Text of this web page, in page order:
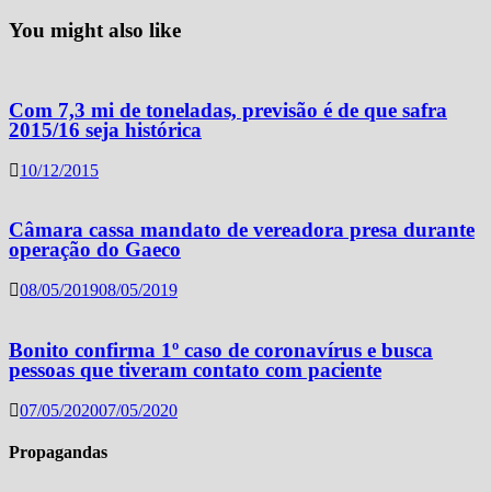
You might also like
Com 7,3 mi de toneladas, previsão é de que safra
2015/16 seja histórica
10/12/2015
Câmara cassa mandato de vereadora presa durante
operação do Gaeco
08/05/201908/05/2019
Bonito confirma 1º caso de coronavírus e busca
pessoas que tiveram contato com paciente
07/05/202007/05/2020
Propagandas